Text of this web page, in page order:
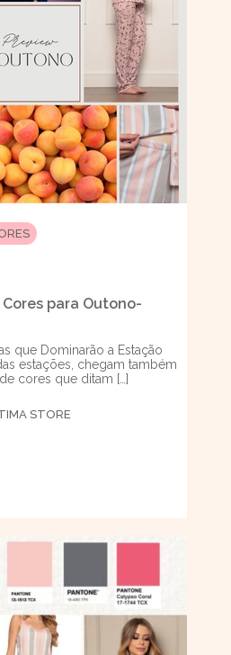
para Outono-
que Dominarão a Estação
estações, chegam também
cores que ditam […]
STORE